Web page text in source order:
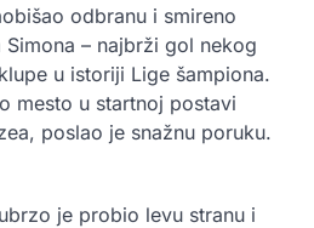
odbranu i smireno
– najbrži gol nekog
u istoriji Lige šampiona.
mesto u startnoj postavi
poslao je snažnu poruku.
je probio levu stranu i